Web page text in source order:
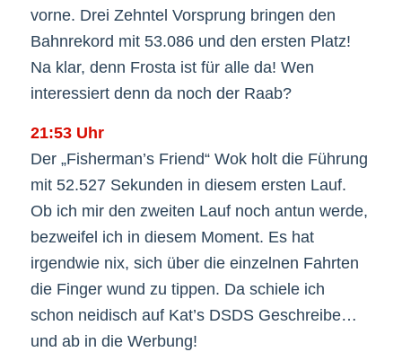
vorne. Drei Zehntel Vorsprung bringen den
Bahnrekord mit 53.086 und den ersten Platz!
Na klar, denn Frosta ist für alle da! Wen
interessiert denn da noch der Raab?
21:53 Uhr
Der „Fisherman’s Friend“ Wok holt die Führung
mit 52.527 Sekunden in diesem ersten Lauf.
Ob ich mir den zweiten Lauf noch antun werde,
bezweifel ich in diesem Moment. Es hat
irgendwie nix, sich über die einzelnen Fahrten
die Finger wund zu tippen. Da schiele ich
schon neidisch auf Kat’s DSDS Geschreibe…
und ab in die Werbung!